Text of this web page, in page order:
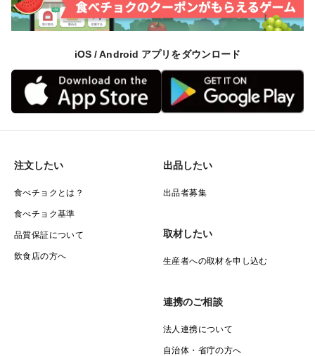
やすい“やや小さめサイズ”
やや小さめながら甘みがしっかり感じられ、特に“焼き
芋におすすめ”の人気サイズです。
扱いやすい大きさで、焼き芋に慣れていない方でも失敗
しにくいと好評。
※箱の重さを除いた「安納芋の実重量」でお届けしま
す。
新聞紙で1本ずつ包み、冷暗所（13〜15℃）に保管して
iOS / Android アプリをダウンロード
注文したい
食べチョクとは？
食べチョク基準
品質保証について
飲食店の方へ
出品したい
出品者募集
取材したい
生産者への取材を申し込む
連携のご相談
法人連携について
自治体・省庁の方へ